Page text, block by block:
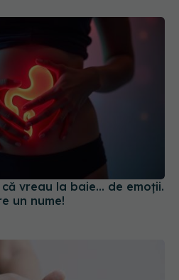
vreau la baie... de emoții.
un nume!